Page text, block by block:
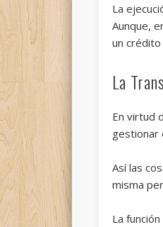
La
Aunque,
un
La
En virtud
gestionar
Así las
misma
La